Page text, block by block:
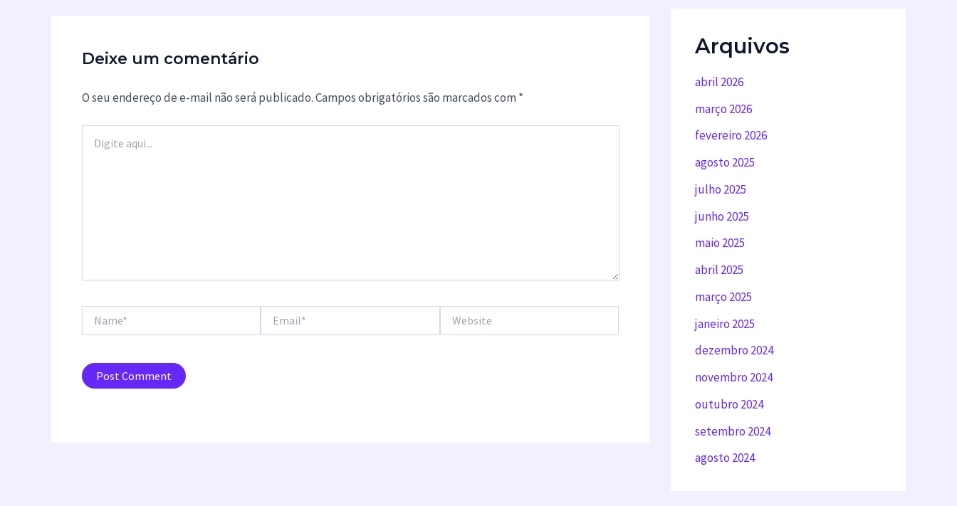
Deixe um comentário
O seu endereço de e-mail não será publicado.Campos obrigatórios são marcados com*
aqui...
Arquivos
abril 2026
março 2026
fevereiro 2026
agosto 2025
julho 2025
junho 2025
maio 2025
abril 2025
março 2025
janeiro 2025
dezembro 2024
novembro 2024
outubro 2024
setembro 2024
agosto 2024